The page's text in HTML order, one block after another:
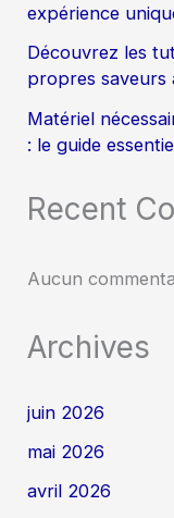
expérience
Découvrez les
propres saveurs
Matériel
: le guide
Recent
Aucun
Archives
juin 2026
mai 2026
avril 2026